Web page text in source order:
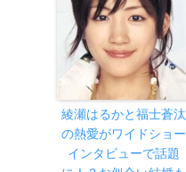
綾瀬はるかと福士蒼汰
の熱愛がワイドショー
インタビューで話題